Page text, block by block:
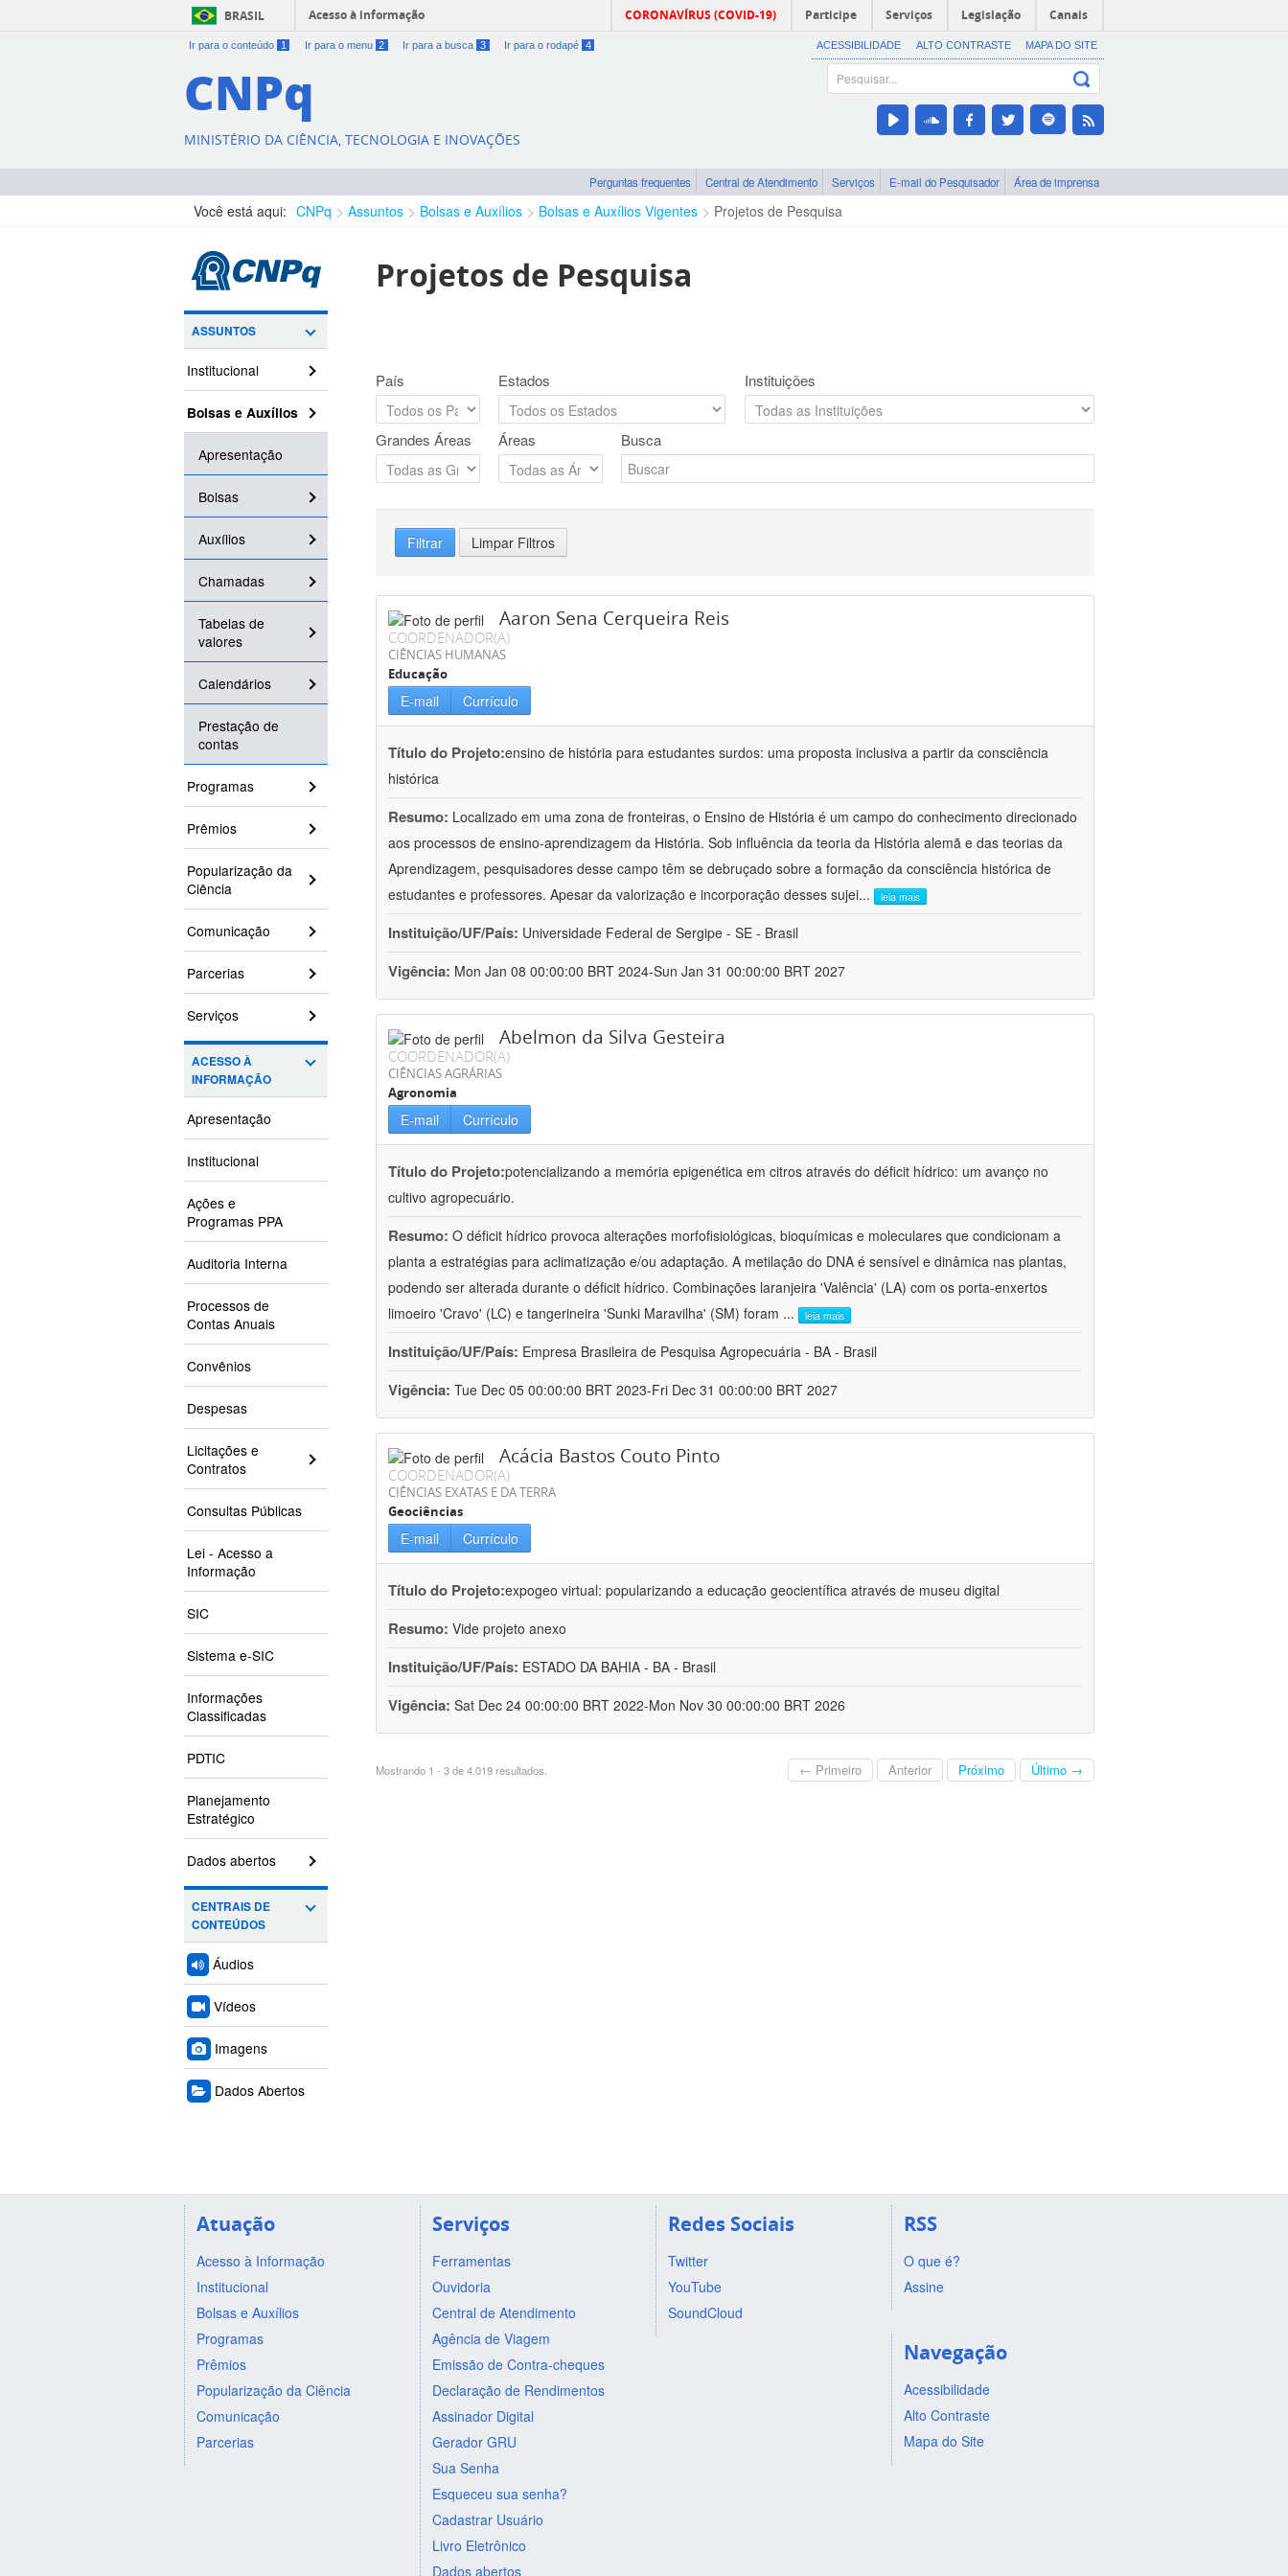
BRASIL Acesso à informação CORONAVÍRUS (COVID-19) Participe Serviços Legislação Canais
Ir para o conteúdo 1 Ir para o menu 2 Ir para a busca 3 Ir para o rodapé 4 ACESSIBILIDADE ALTO CONTRASTE MAPA DO SITE
CNPq
MINISTÉRIO DA CIÊNCIA, TECNOLOGIA E INOVAÇÕES
Perguntas frequentes Central de Atendimento Serviços E-mail do Pesquisador Área de imprensa
Você está aqui: CNPq Assuntos Bolsas e Auxílios Bolsas e Auxílios Vigentes Projetos de Pesquisa
ASSUNTOS
Institucional
Bolsas e Auxílios
Apresentação
Bolsas
Auxílios
Chamadas
Tabelas de
valores
Calendários
Prestação de
contas
Programas
Prêmios
Popularização da
Ciência
Comunicação
Parcerias
Serviços
ACESSO À
INFORMAÇÃO
Apresentação
Institucional
Ações e
Programas PPA
Auditoria Interna
Processos de
Contas Anuais
Convênios
Despesas
Licitações e
Contratos
Consultas Públicas
Lei - Acesso a
Informação
SIC
Sistema e-SIC
Informações
Classificadas
PDTIC
Planejamento
Estratégico
Dados abertos
CENTRAIS DE
CONTEÚDOS
Áudios
Vídeos
Imagens
Dados Abertos
Projetos de Pesquisa
País Estados Instituições
Grandes Áreas Áreas Busca
Filtrar Limpar Filtros
Aaron Sena Cerqueira Reis
COORDENADOR(A)
CIÊNCIAS HUMANAS
Educação
E-mail Currículo
Título do Projeto:ensino de história para estudantes surdos: uma proposta inclusiva a partir da consciência
histórica
Resumo: Localizado em uma zona de fronteiras, o Ensino de História é um campo do conhecimento direcionado
aos processos de ensino-aprendizagem da História. Sob influência da teoria da História alemã e das teorias da
Aprendizagem, pesquisadores desse campo têm se debruçado sobre a formação da consciência histórica de
estudantes e professores. Apesar da valorização e incorporação desses sujei... leia mais
Instituição/UF/País: Universidade Federal de Sergipe - SE - Brasil
Vigência: Mon Jan 08 00:00:00 BRT 2024-Sun Jan 31 00:00:00 BRT 2027
Abelmon da Silva Gesteira
COORDENADOR(A)
CIÊNCIAS AGRÁRIAS
Agronomia
E-mail Currículo
Título do Projeto:potencializando a memória epigenética em citros através do déficit hídrico: um avanço no
cultivo agropecuário.
Resumo: O déficit hídrico provoca alterações morfofisiológicas, bioquímicas e moleculares que condicionam a
planta a estratégias para aclimatização e/ou adaptação. A metilação do DNA é sensível e dinâmica nas plantas,
podendo ser alterada durante o déficit hídrico. Combinações laranjeira 'Valência' (LA) com os porta-enxertos
limoeiro 'Cravo' (LC) e tangerineira 'Sunki Maravilha' (SM) foram ... leia mais
Instituição/UF/País: Empresa Brasileira de Pesquisa Agropecuária - BA - Brasil
Vigência: Tue Dec 05 00:00:00 BRT 2023-Fri Dec 31 00:00:00 BRT 2027
Acácia Bastos Couto Pinto
COORDENADOR(A)
CIÊNCIAS EXATAS E DA TERRA
Geociências
E-mail Currículo
Título do Projeto:expogeo virtual: popularizando a educação geocientífica através de museu digital
Resumo: Vide projeto anexo
Instituição/UF/País: ESTADO DA BAHIA - BA - Brasil
Vigência: Sat Dec 24 00:00:00 BRT 2022-Mon Nov 30 00:00:00 BRT 2026
Mostrando 1 - 3 de 4.019 resultados. ← Primeiro Anterior Próximo Último →
Atuação
Acesso à Informação
Institucional
Bolsas e Auxílios
Programas
Prêmios
Popularização da Ciência
Comunicação
Parcerias
Serviços
Ferramentas
Ouvidoria
Central de Atendimento
Agência de Viagem
Emissão de Contra-cheques
Declaração de Rendimentos
Assinador Digital
Gerador GRU
Sua Senha
Esqueceu sua senha?
Cadastrar Usuário
Livro Eletrônico
Dados abertos
Redes Sociais
Twitter
YouTube
SoundCloud
RSS
O que é?
Assine
Navegação
Acessibilidade
Alto Contraste
Mapa do Site